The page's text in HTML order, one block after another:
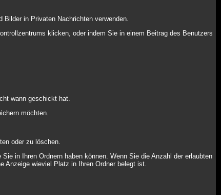
in Privaten Nachrichten verwenden.
klicken, oder indem Sie in einem Beitrag des Benutzers
wann geschickt hat.
möchten.
oder zu löschen.
in Ihren Ordnern haben können. Wenn Sie die Anzahl der erlaubten
Anzeige wieviel Platz in Ihren Ordner belegt ist.